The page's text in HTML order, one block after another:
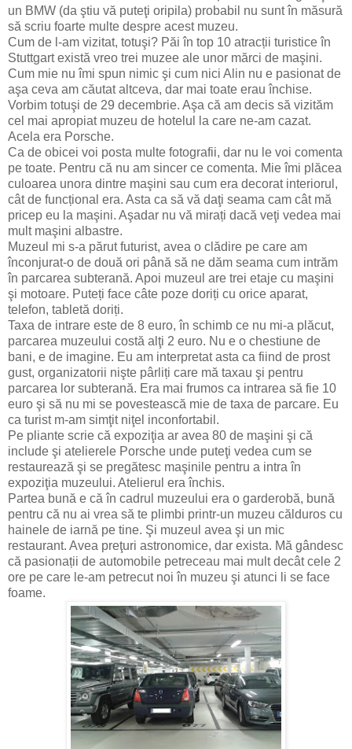
un BMW (da ştiu vă puteţi oripila) probabil nu sunt în măsură
să scriu foarte multe despre acest muzeu.
Cum de l-am vizitat, totuşi? Păi în top 10 atracții turistice în
Stuttgart există vreo trei muzee ale unor mărci de maşini.
Cum mie nu îmi spun nimic şi cum nici Alin nu e pasionat de
aşa ceva am căutat altceva, dar mai toate erau închise.
Vorbim totuşi de 29 decembrie. Aşa că am decis să vizităm
cel mai apropiat muzeu de hotelul la care ne-am cazat.
Acela era Porsche.
Ca de obicei voi posta multe fotografii, dar nu le voi comenta
pe toate. Pentru că nu am sincer ce comenta. Mie îmi plăcea
culoarea unora dintre maşini sau cum era decorat interiorul,
cât de funcțional era. Asta ca să vă daţi seama cam cât mă
pricep eu la maşini. Aşadar nu vă mirați dacă veţi vedea mai
mult maşini albastre.
Muzeul mi s-a părut futurist, avea o clădire pe care am
înconjurat-o de două ori până să ne dăm seama cum intrăm
în parcarea subterană. Apoi muzeul are trei etaje cu maşini
şi motoare. Puteți face câte poze doriți cu orice aparat,
telefon, tabletă doriți.
Taxa de intrare este de 8 euro, în schimb ce nu mi-a plăcut,
parcarea muzeului costă alţi 2 euro. Nu e o chestiune de
bani, e de imagine. Eu am interpretat asta ca fiind de prost
gust, organizatorii nişte pârliți care mă taxau şi pentru
parcarea lor subterană. Era mai frumos ca intrarea să fie 10
euro şi să nu mi se povestească mie de taxa de parcare. Eu
ca turist m-am simţit niţel inconfortabil.
Pe pliante scrie că expoziţia ar avea 80 de maşini şi că
include şi atelierele Porsche unde puteţi vedea cum se
restaurează şi se pregătesc maşinile pentru a intra în
expoziţia muzeului. Atelierul era închis.
Partea bună e că în cadrul muzeului era o garderobă, bună
pentru că nu ai vrea să te plimbi printr-un muzeu călduros cu
hainele de iarnă pe tine. Şi muzeul avea şi un mic
restaurant. Avea preţuri astronomice, dar exista. Mă gândesc
că pasionații de automobile petreceau mai mult decât cele 2
ore pe care le-am petrecut noi în muzeu şi atunci li se face
foame.